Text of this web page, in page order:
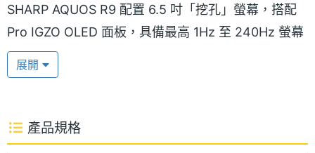
SHARP AQUOS R9 配置 6.5 吋「挖孔」螢幕，搭配
Pro IGZO OLED 面板，具備最高 1Hz 至 240Hz 螢幕
更新率與 1,500nits 峰值亮度，擁有 Rich Color
Technolog Mobile 10 億顯色技術，呈現豐富細膩的
系列機種最大的雙立體聲揚聲器，同時帶來 Dolby
Atmos，享受更具身歷其境的影音體驗。
展開
產品規格